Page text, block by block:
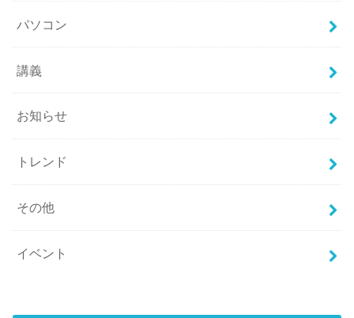
パソコン
講義
お知らせ
トレンド
その他
イベント